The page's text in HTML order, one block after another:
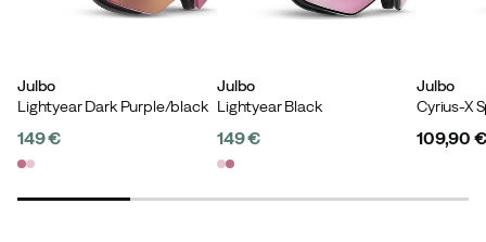
Julbo
Lightyear Dark Purple/black
price
149 €
Julbo
Lightyear Black
price
149 €
Julbo
109,90 €